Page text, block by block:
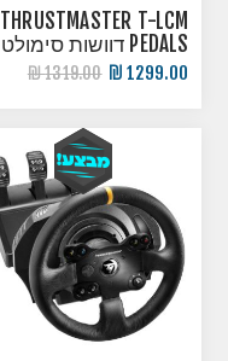
THRUSTMASTER T-LCM
PEDALS דוושות סימולטור
1299.00 ₪
1319.00 ₪